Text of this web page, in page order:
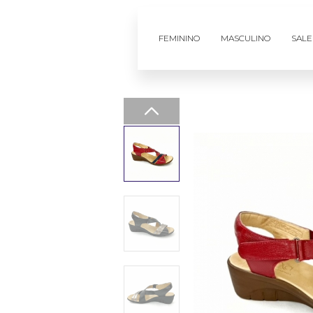
FEMININO MASCULINO SALE